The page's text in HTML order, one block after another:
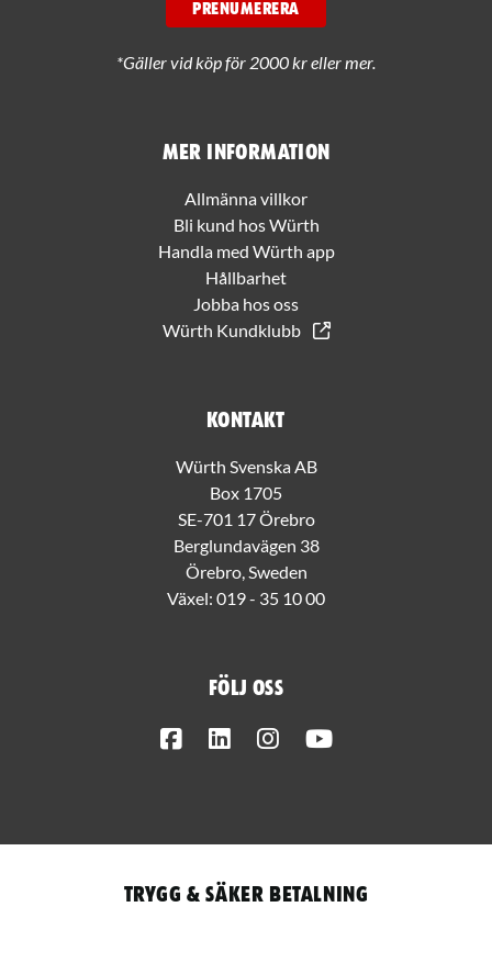
Mer information
Allmänna villkor
Bli kund hos Würth
Handla med Würth app
Hållbarhet
Jobba hos oss
Würth Kundklubb
Kontakt
Würth Svenska AB
Box 1705
SE-701 17 Örebro
Berglundavägen 38
Örebro, Sweden
Växel: 019 - 35 10 00
Följ oss
FacebookLinkedInInstagram
PRENUMERERA
*Gäller vid köp för 2000 kr eller mer.
Trygg & säker betalning